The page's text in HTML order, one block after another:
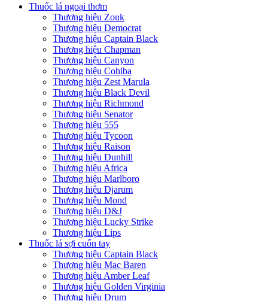
Thuốc lá ngoại thơm
Thương hiệu Zouk
Thương hiệu Democrat
Thương hiệu Captain Black
Thương hiệu Chapman
Thương hiệu Canyon
Thương hiệu Cohiba
Thương hiệu Zest Marula
Thương hiệu Black Devil
Thương hiệu Richmond
Thương hiệu Senator
Thương hiệu 555
Thương hiệu Tycoon
Thương hiệu Raison
Thương hiệu Dunhill
Thương hiệu Africa
Thương hiệu Marlboro
Thương hiệu Djarum
Thương hiệu Mond
Thương hiệu D&J
Thương hiệu Lucky Strike
Thương hiệu Lips
Thuốc lá sợi cuốn tay
Thương hiệu Captain Black
Thương hiệu Mac Baren
Thương hiệu Amber Leaf
Thương hiệu Golden Virginia
Thương hiệu Drum